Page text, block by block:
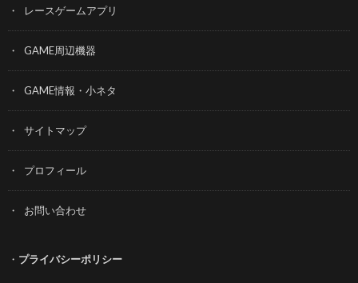
レースゲームアプリ
GAME周辺機器
GAME情報・小ネタ
サイトマップ
プロフィール
お問い合わせ
・ プライバシーポリシー